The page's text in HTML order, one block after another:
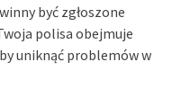
być zgłoszone
polisa obejmuje
uniknąć problemów w